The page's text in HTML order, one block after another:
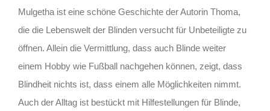
Mulgetha ist eine schöne Geschichte der Autorin Thoma,
die die Lebenswelt der Blinden versucht für Unbeteiligte zu
öffnen. Allein die Vermittlung, dass auch Blinde weiter
einem Hobby wie Fußball nachgehen können, zeigt, dass
Blindheit nichts ist, dass einem alle Möglichkeiten nimmt.
Auch der Alltag ist bestückt mit Hilfestellungen für Blinde,